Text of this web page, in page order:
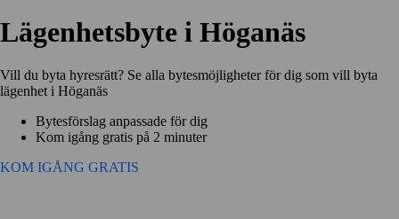
Lägenhetsbyte i Höganäs
Vill du byta hyresrätt? Se alla bytesmöjligheter för dig som vill byta
lägenhet i Höganäs
Bytesförslag anpassade för dig
Kom igång gratis på 2 minuter
KOM IGÅNG GRATIS